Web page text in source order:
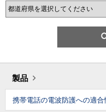
製品
携帯電話の電波防護への適合